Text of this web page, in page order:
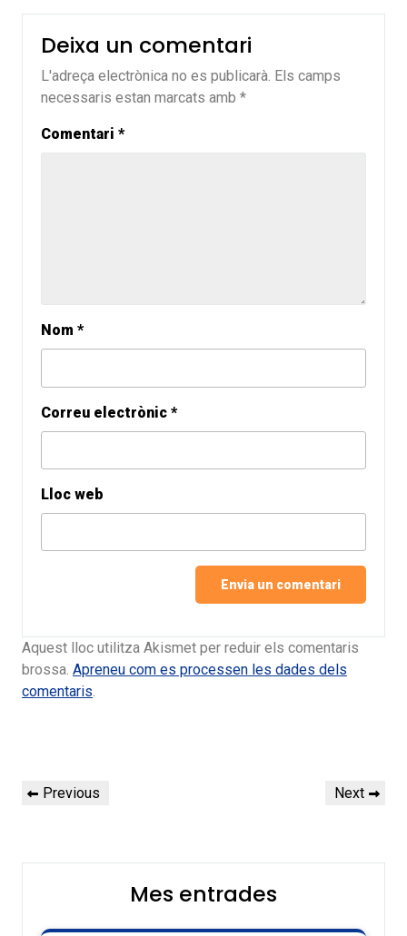
Deixa un comentari
L'adreça electrònica no es publicarà. Els camps
necessaris estan marcats amb *
Comentari *
Nom *
Correu electrònic *
Lloc web
Aquest lloc utilitza Akismet per reduir els comentaris
brossa. Apreneu com es processen les dades dels
comentaris.
Navegació
d'entrades
Previous
Previous
Next
Next
Mes entrades